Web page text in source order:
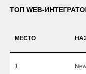
ТОП WEB-
МЕСТО
1